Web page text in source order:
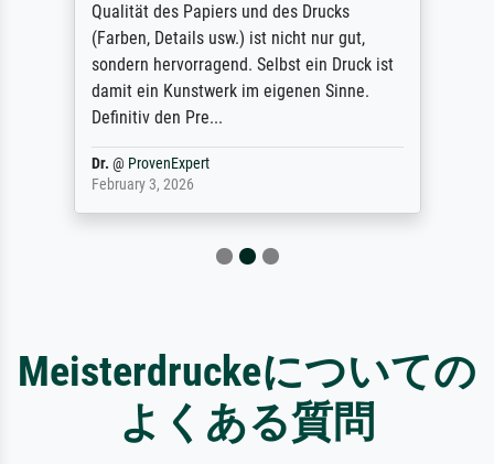
Qualität des Papiers und des Drucks
(Farben, Details usw.) ist nicht nur gut,
sondern hervorragend. Selbst ein Druck ist
damit ein Kunstwerk im eigenen Sinne.
Definitiv den Pre...
Dr. @ ProvenExpert
February 3, 2026
Meisterdruckeについての
よくある質問